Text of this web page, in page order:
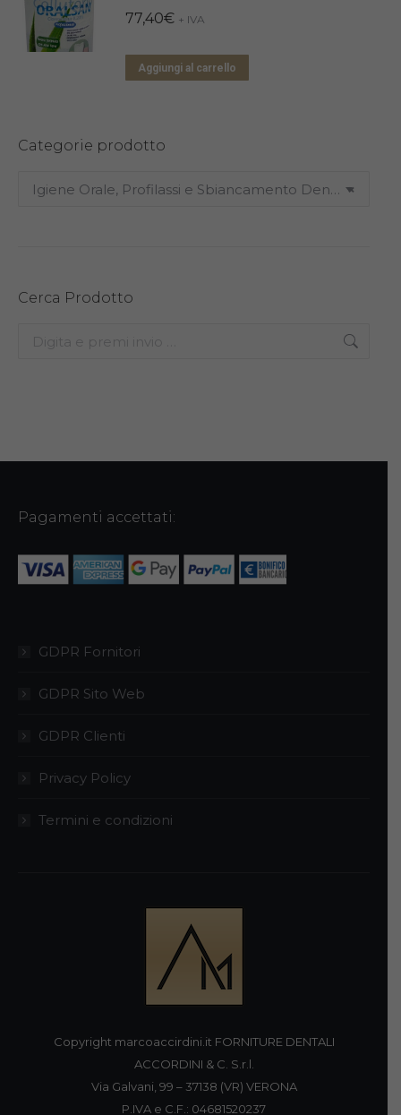
77,40€ + IVA
Aggiungi al carrello
Categorie prodotto
×
Igiene Orale, Profilassi e Sbiancamento Dentale (12)
Cerca Prodotto
Pagamenti accettati:
GDPR Fornitori
GDPR Sito Web
GDPR Clienti
Privacy Policy
Termini e condizioni
Copyright marcoaccirdini.it FORNITURE DENTALI
ACCORDINI & C. S.r.l.
Via Galvani, 99 – 37138 (VR) VERONA
P.IVA e C.F.: 04681520237